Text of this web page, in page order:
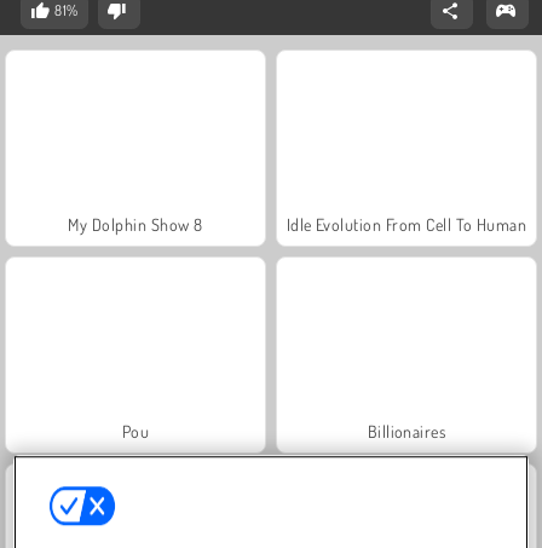
81%
My Dolphin Show 8 Idle Evolution From Cell To Human
Pou Billionaires